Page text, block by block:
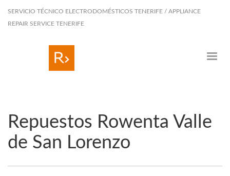
SERVICIO TÉCNICO ELECTRODOMÉSTICOS TENERIFE / APPLIANCE
REPAIR SERVICE TENERIFE
Repuestos Rowenta Valle
de San Lorenzo